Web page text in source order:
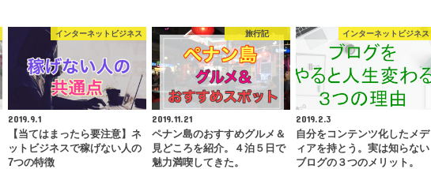
インターネットビジネス
2019.9.1
【当てはまったら要注意】ネ
ットビジネスで稼げない人の
7つの特徴
旅行記
2019.11.21
ペナン島のおすすめグルメ＆
見どころを紹介。４泊５日で
魅力満喫してきた。
インターネットビジネス
2019.2.3
自分をコンテンツ化したメデ
ィアを持とう。実は知らない
ブログの３つのメリット。